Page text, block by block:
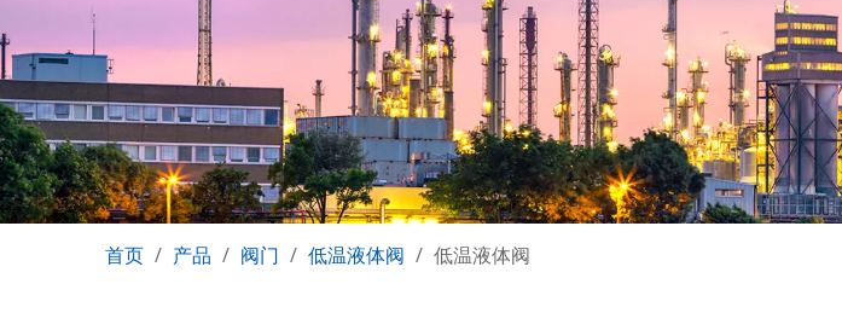
首页 / 产品 / 阀门 / 低温液体阀 / 低温液体阀